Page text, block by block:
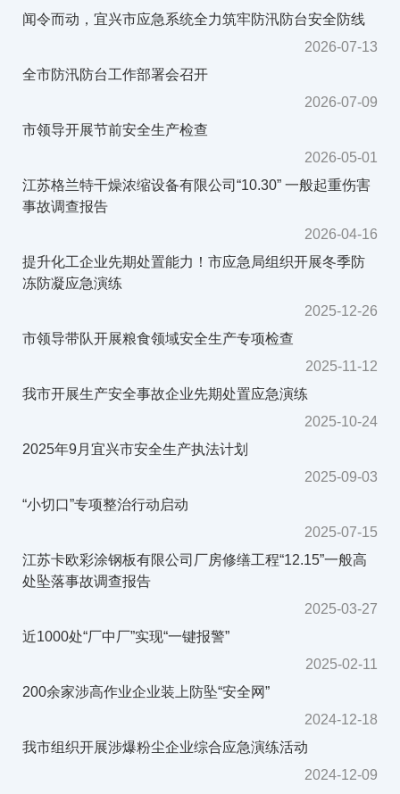
闻令而动，宜兴市应急系统全力筑牢防汛防台安全防线
2026-07-13
全市防汛防台工作部署会召开
2026-07-09
市领导开展节前安全生产检查
2026-05-01
江苏格兰特干燥浓缩设备有限公司“10.30” 一般起重伤害
事故调查报告
2026-04-16
提升化工企业先期处置能力！市应急局组织开展冬季防
冻防凝应急演练
2025-12-26
市领导带队开展粮食领域安全生产专项检查
2025-11-12
我市开展生产安全事故企业先期处置应急演练
2025-10-24
2025年9月宜兴市安全生产执法计划
2025-09-03
“小切口”专项整治行动启动
2025-07-15
江苏卡欧彩涂钢板有限公司厂房修缮工程“12.15”一般高
处坠落事故调查报告
2025-03-27
近1000处“厂中厂”实现“一键报警”
2025-02-11
200余家涉高作业企业装上防坠“安全网”
2024-12-18
我市组织开展涉爆粉尘企业综合应急演练活动
2024-12-09